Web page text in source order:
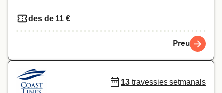
des de 11 €
Preu
13 travessies setmanals